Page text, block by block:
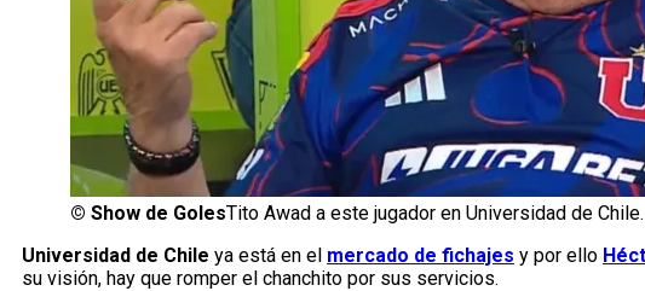
© Show de GolesTito Awad a este jugador en Universidad de Chile.
Universidad de Chile ya está en el mercado de fichajes y por ello
su visión, hay que romper el chanchito por sus servicios.